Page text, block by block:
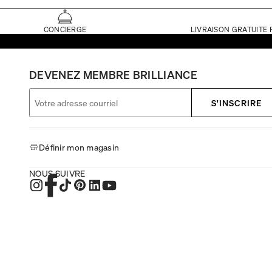
CONCIERGE LIVRAISON GRATUITE
DEVENEZ MEMBRE BRILLIANCE
S'INSCRIRE
Définir mon magasin
NOUS SUIVRE